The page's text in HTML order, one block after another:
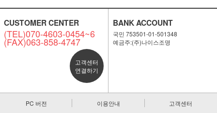
CUSTOMER CENTER
(TEL)070-4603-0454~6
(FAX)063-858-4747
고객센터
연결하기
BANK ACCOUNT
국민 753501-01-501348
예금주:(주)나이스조명
PC 버전 이용안내 고객센터